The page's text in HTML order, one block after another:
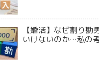
【婚活】なぜ割り勘
いけないのか…私の